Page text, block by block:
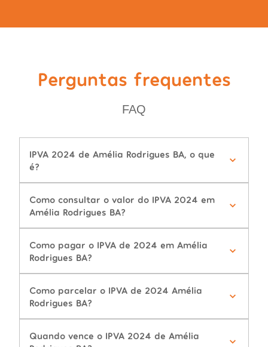
Perguntas frequentes
FAQ
IPVA 2024 de Amélia Rodrigues BA, o que
é?
Como consultar o valor do IPVA 2024 em
Amélia Rodrigues BA?
Como pagar o IPVA de 2024 em Amélia
Rodrigues BA?
Como parcelar o IPVA de 2024 Amélia
Rodrigues BA?
Quando vence o IPVA 2024 de Amélia